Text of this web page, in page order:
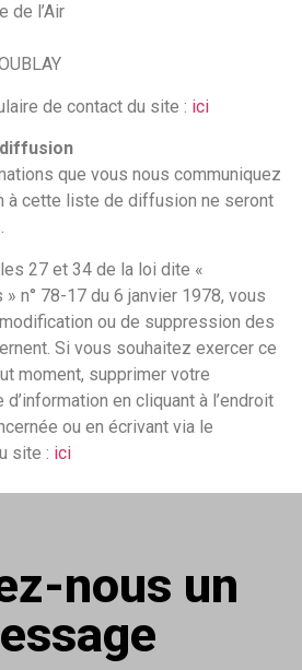
de l’Air
de contact du site : ici
que vous nous communiquez
à cette liste de diffusion ne seront
27 et 34 de la loi dite «
n° 78-17 du 6 janvier 1978, vous
ou de suppression des
Si vous souhaitez exercer ce
moment, supprimer votre
en cliquant à l’endroit
ou en écrivant via le
site : ici
nous un